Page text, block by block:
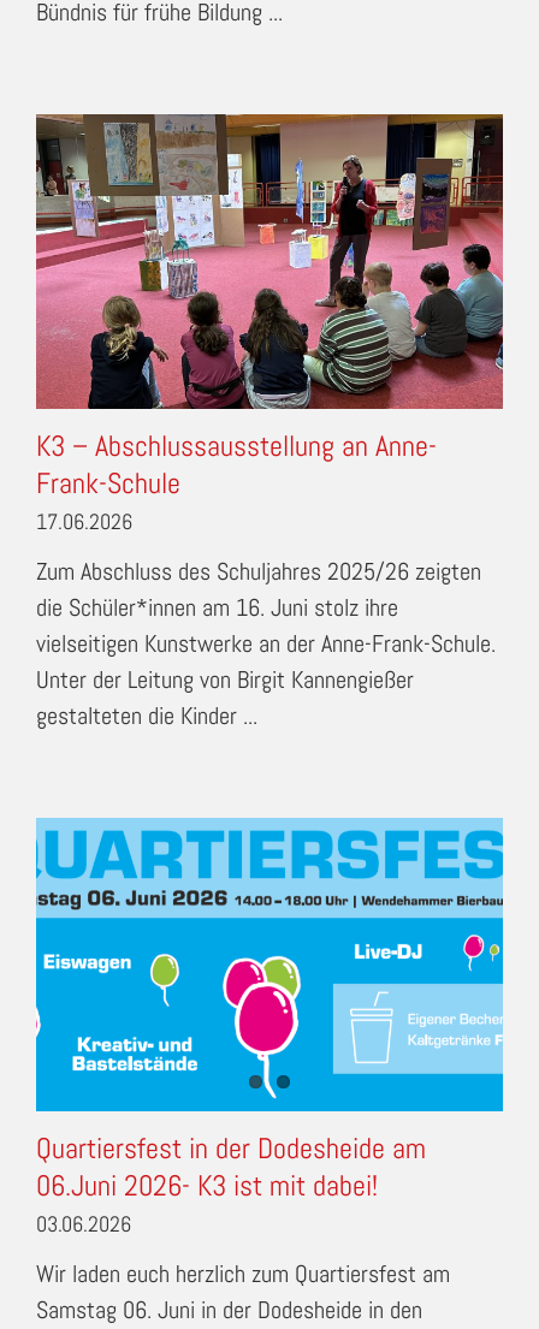
Bündnis für frühe Bildung ...
K3 – Abschlussausstellung an Anne-
Frank-Schule
17.06.2026
Zum Abschluss des Schuljahres 2025/26 zeigten
die Schüler*innen am 16. Juni stolz ihre
vielseitigen Kunstwerke an der Anne-Frank-Schule.
Unter der Leitung von Birgit Kannengießer
gestalteten die Kinder ...
Quartiersfest in der Dodesheide am
06.Juni 2026- K3 ist mit dabei!
03.06.2026
Wir laden euch herzlich zum Quartiersfest am
Samstag 06. Juni in der Dodesheide in den